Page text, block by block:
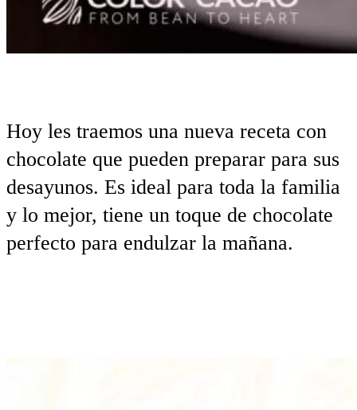
Hoy les traemos una nueva receta con
chocolate que pueden preparar para sus
desayunos. Es ideal para toda la familia
y lo mejor, tiene un toque de chocolate
perfecto para endulzar la mañana.